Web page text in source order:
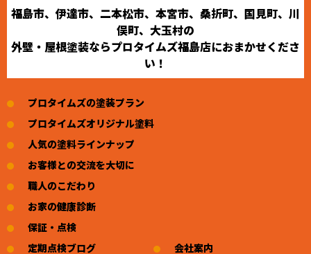
福島市、伊達市、二本松市、本宮市、桑折町、国見町、川
俣町、大玉村の
外壁・屋根塗装ならプロタイムズ福島店におまかせくださ
い！
プロタイムズの塗装プラン
プロタイムズオリジナル塗料
人気の塗料ラインナップ
お客様との交流を大切に
職人のこだわり
お家の健康診断
保証・点検
定期点検ブログ
会社案内